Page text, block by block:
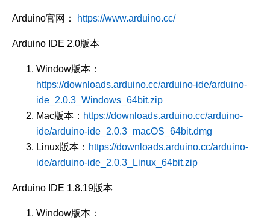
Arduino官网： https://www.arduino.cc/
Arduino IDE 2.0版本
Window版本：
https://downloads.arduino.cc/arduino-ide/arduino-
ide_2.0.3_Windows_64bit.zip
Mac版本： https://downloads.arduino.cc/arduino-
ide/arduino-ide_2.0.3_macOS_64bit.dmg
Linux版本： https://downloads.arduino.cc/arduino-
ide/arduino-ide_2.0.3_Linux_64bit.zip
Arduino IDE 1.8.19版本
Window版本：